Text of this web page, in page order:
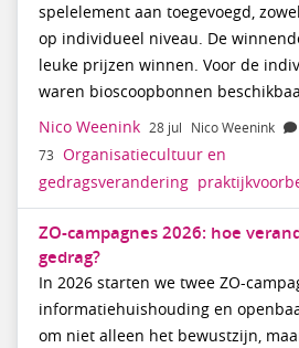
spelelement aan toegevoegd,
op individueel niveau. De
leuke prijzen winnen. Voor de
waren bioscoopbonnen
Nico Weenink 28 jul Nico Weenink
73 Organisatiecultuur en
gedragsverandering
ZO-campagnes 2026: hoe
gedrag?
In 2026 starten we twee ZO-
informatiehuishouding en
om niet alleen het bewustzijn,